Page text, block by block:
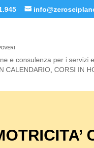
e consulenza per i servizi
CALENDARIO ,CORSI IN